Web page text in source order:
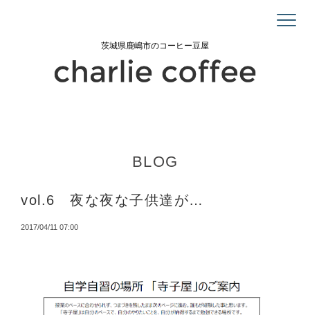
茨城県鹿嶋市のコーヒー豆屋
BLOG
vol.6 夜な夜な子供達が…
2017/04/11 07:00